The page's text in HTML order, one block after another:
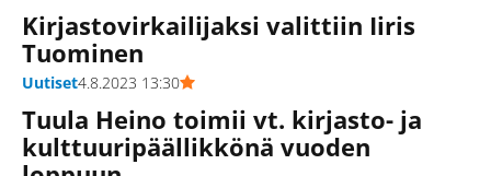
Kirjastovirkailijaksi valittiin Iiris
Tuominen
Uutiset4.8.2023 13:30
Tuula Heino toimii vt. kirjasto- ja
kulttuuripäällikkönä vuoden